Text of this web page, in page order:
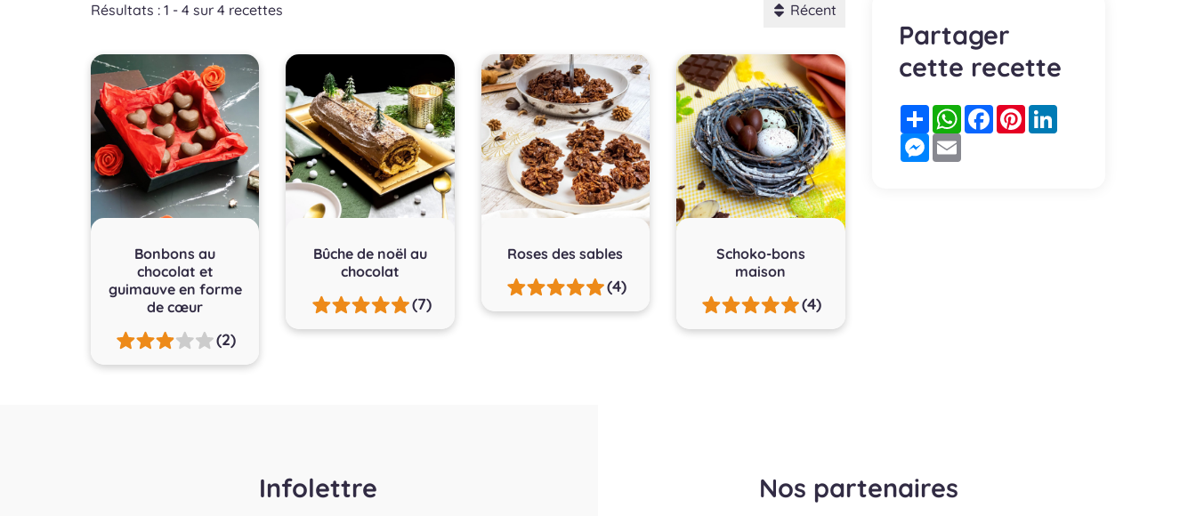
Résultats : 1 - 4 sur 4 recettes Récent
Bonbons au
chocolat et
guimauve en forme
de cœur
(2)
Bûche de noël au
chocolat
(7)
Roses des sables
(4)
Schoko-bons
maison
(4)
Partager
cette recette
PartagerWhatsApp
Facebook
PinterestLinkedIn
Messenger
Email
Infolettre Nos partenaires